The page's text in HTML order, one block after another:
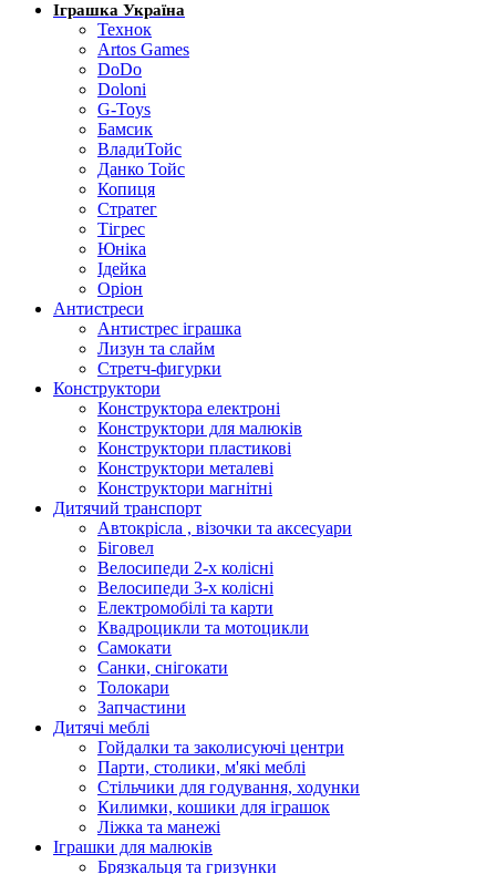
Іграшка Україна
Технок
Artos Games
DoDo
Doloni
G-Toys
Бамсик
ВладиТойс
Данко Тойс
Копиця
Стратег
Тігрес
Юніка
Ідейка
Оріон
Антистреси
Антистрес іграшка
Лизун та слайм
Стретч-фигурки
Конструктори
Конструктора електроні
Конструктори для малюків
Конструктори пластикові
Конструктори металеві
Конструктори магнітні
Дитячий транспорт
Автокрісла , візочки та аксесуари
Біговел
Велосипеди 2-х колісні
Велосипеди 3-х колісні
Електромобілі та карти
Квадроцикли та мотоцикли
Самокати
Санки, снігокати
Толокари
Запчастини
Дитячі меблі
Гойдалки та заколисуючі центри
Парти, столики, м'які меблі
Стільчики для годування, ходунки
Килимки, кошики для іграшок
Ліжка та манежі
Іграшки для малюків
Брязкальця та гризунки